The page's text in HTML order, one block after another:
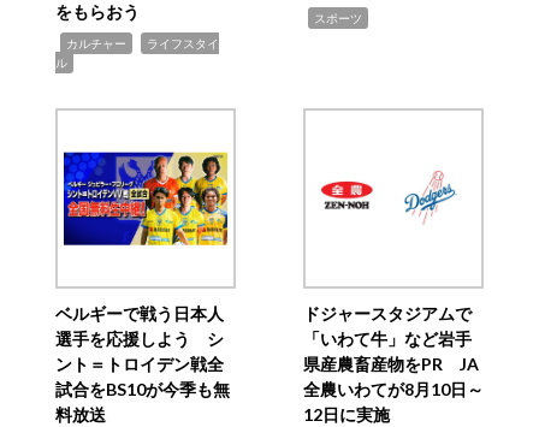
をもらおう
カルチャー
ライフスタイ
ル
スポーツ
ベルギーで戦う日本人
選手を応援しよう シ
ント＝トロイデン戦全
試合をBS10が今季も無
料放送
ドジャースタジアムで
「いわて牛」など岩手
県産農畜産物をPR JA
全農いわてが8月10日～
12日に実施